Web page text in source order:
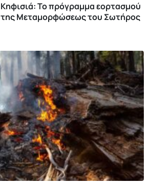
Κηφισιά: Το πρόγραμμα εορτασμού
της Μεταμορφώσεως του Σωτήρος